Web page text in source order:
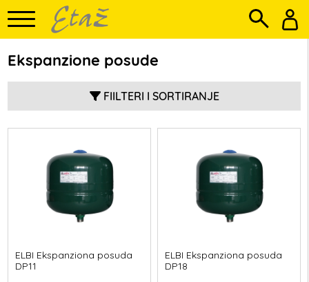
Ekspanzione posude
FIILTERI I SORTIRANJE
ELBI Ekspanziona posuda
DP11
ELBI Ekspanziona posuda
DP18